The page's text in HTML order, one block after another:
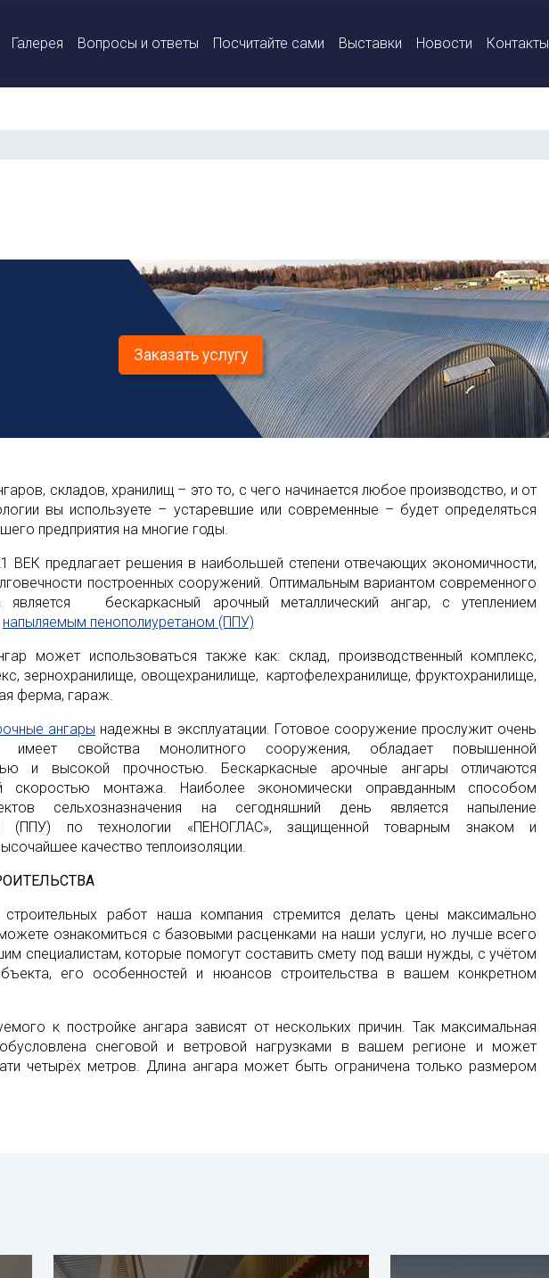
Галерея Вопросы и ответы Посчитайте сами Выставки Новости Контакты
Заказать услугу
складов, хранилищ – это то, с чего начинается любое производство, и от
вы используете – устаревшие или современные – будет определяться
предприятия на многие годы.
ВЕК предлагает решения в наибольшей степени отвечающих экономичности,
построенных сооружений. Оптимальным вариантом современного
является бескаркасный арочный металлический ангар, с утеплением
напыляемым пенополиуретаном (ППУ)
может использоваться также как: склад, производственный комплекс,
зернохранилище, овощехранилище, картофелехранилище, фруктохранилище,
ферма, гараж.
ангары надежны в эксплуатации. Готовое сооружение прослужит очень
свойства монолитного сооружения, обладает повышенной
и высокой прочностью. Бескаркасные арочные ангары отличаются
скоростью монтажа. Наиболее экономически оправданным способом
сельхозназначения на сегодняшний день является напыление
(ППУ) по технологии «ПЕНОГЛАС», защищенной товарным знаком и
качество теплоизоляции.
строительных работ наша компания стремится делать цены максимально
ознакомиться с базовыми расценками на наши услуги, но лучше всего
специалистам, которые помогут составить смету под ваши нужды, с учётом
его особенностей и нюансов строительства в вашем конкретном
к постройке ангара зависят от нескольких причин. Так максимальная
снеговой и ветровой нагрузками в вашем регионе и может
четырёх метров. Длина ангара может быть ограничена только размером